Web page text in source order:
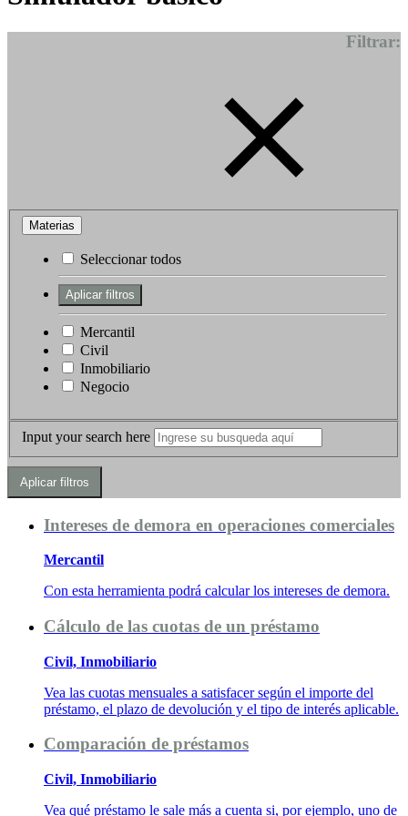
Filtrar:
Materias
Seleccionar todos
Mercantil
Civil
Inmobiliario
Negocio
Input your search here
Intereses de demora en operaciones comerciales
Mercantil
Con esta herramienta podrá calcular los intereses de demora.
Cálculo de las cuotas de un préstamo
Civil, Inmobiliario
Vea las cuotas mensuales a satisfacer según el importe del
préstamo, el plazo de devolución y el tipo de interés aplicable.
Comparación de préstamos
Civil, Inmobiliario
Vea qué préstamo le sale más a cuenta si, por ejemplo, uno de